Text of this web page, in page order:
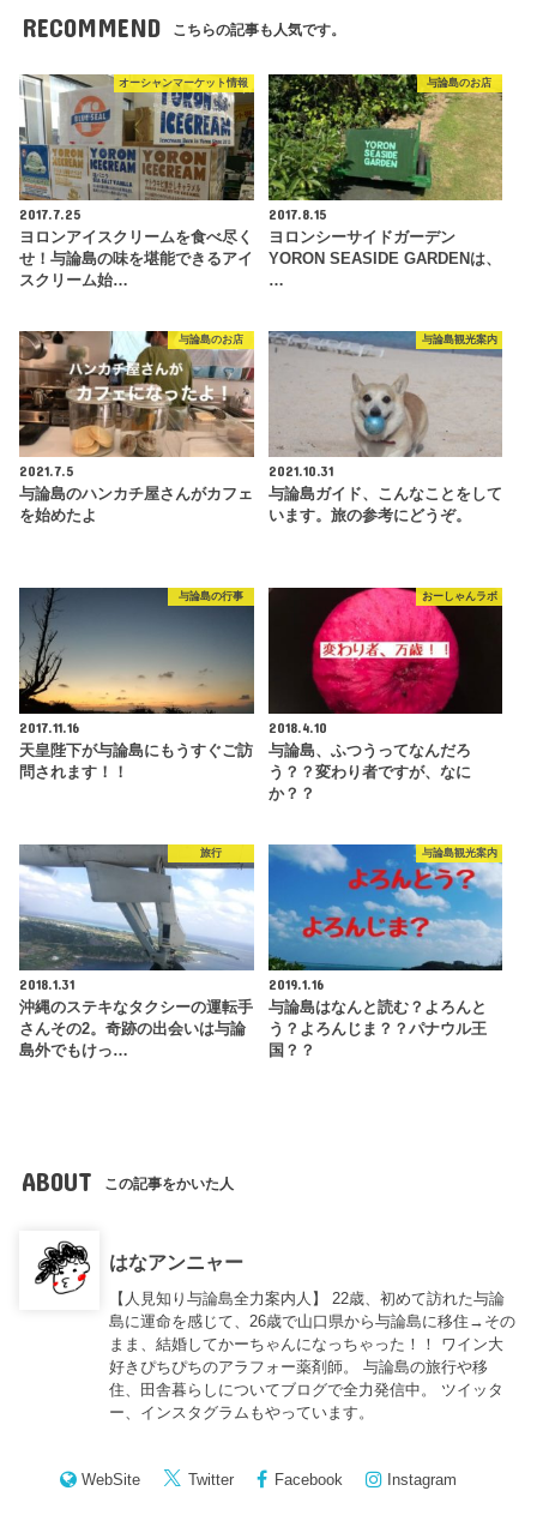
RECOMMEND こちらの記事も人気です。
オーシャンマーケット情報
2017.7.25
ヨロンアイスクリームを食べ尽く
せ！与論島の味を堪能できるアイ
スクリーム始…
与論島のお店
2017.8.15
ヨロンシーサイドガーデン
YORON SEASIDE GARDENは、
…
与論島のお店
2021.7.5
与論島のハンカチ屋さんがカフェ
を始めたよ
与論島観光案内
2021.10.31
与論島ガイド、こんなことをして
います。旅の参考にどうぞ。
与論島の行事
2017.11.16
天皇陛下が与論島にもうすぐご訪
問されます！！
おーしゃんラボ
2018.4.10
与論島、ふつうってなんだろ
う？？変わり者ですが、なに
か？？
旅行
2018.1.31
沖縄のステキなタクシーの運転手
さんその2。奇跡の出会いは与論
島外でもけっ…
与論島観光案内
2019.1.16
与論島はなんと読む？よろんと
う？よろんじま？？パナウル王
国？？
ABOUT この記事をかいた人
はなアンニャー
【人見知り与論島全力案内人】 22歳、初めて訪れた与論
島に運命を感じて、26歳で山口県から与論島に移住→その
まま、結婚してかーちゃんになっちゃった！！ ワイン大
好きぴちぴちのアラフォー薬剤師。 与論島の旅行や移
住、田舎暮らしについてブログで全力発信中。 ツイッタ
ー、インスタグラムもやっています。
WebSite Twitter Facebook Instagram